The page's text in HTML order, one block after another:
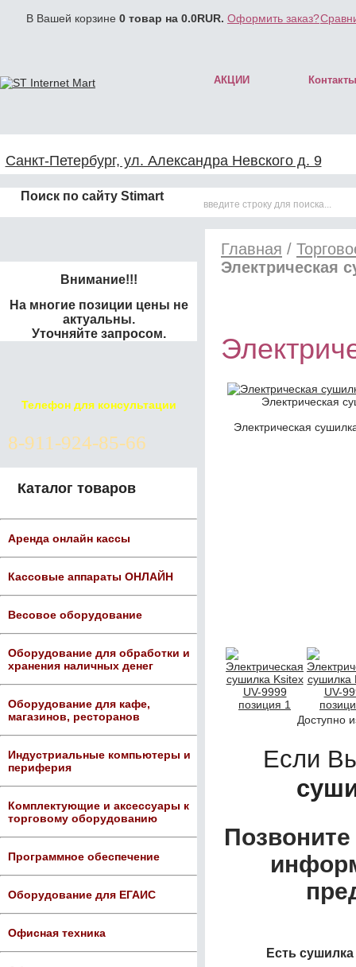
В Вашей корзине 0 товар на 0.0RUR. Оформить заказ?
АКЦИИ Контакты
Санкт-Петербург, ул. Александра Невского д. 9
Поиск по сайту Stimart
Внимание!!!
На многие позиции цены не
актуальны.
Уточняйте запросом.
Телефон для консультации
8-911-924-85-66
Каталог товаров
Аренда онлайн кассы
Кассовые аппараты ОНЛАЙН
Весовое оборудование
Оборудование для обработки и
хранения наличных денег
Оборудование для кафе,
магазинов, ресторанов
Индустриальные компьютеры и
периферия
Комплектующие и аксессуары к
торговому оборудованию
Программное обеспечение
Оборудование для ЕГАИС
Офисная техника
Главная /
Электрическая
Электрическая
Электрическая
Доступно
Если
Есть